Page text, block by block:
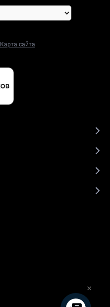
Карта сайта
×